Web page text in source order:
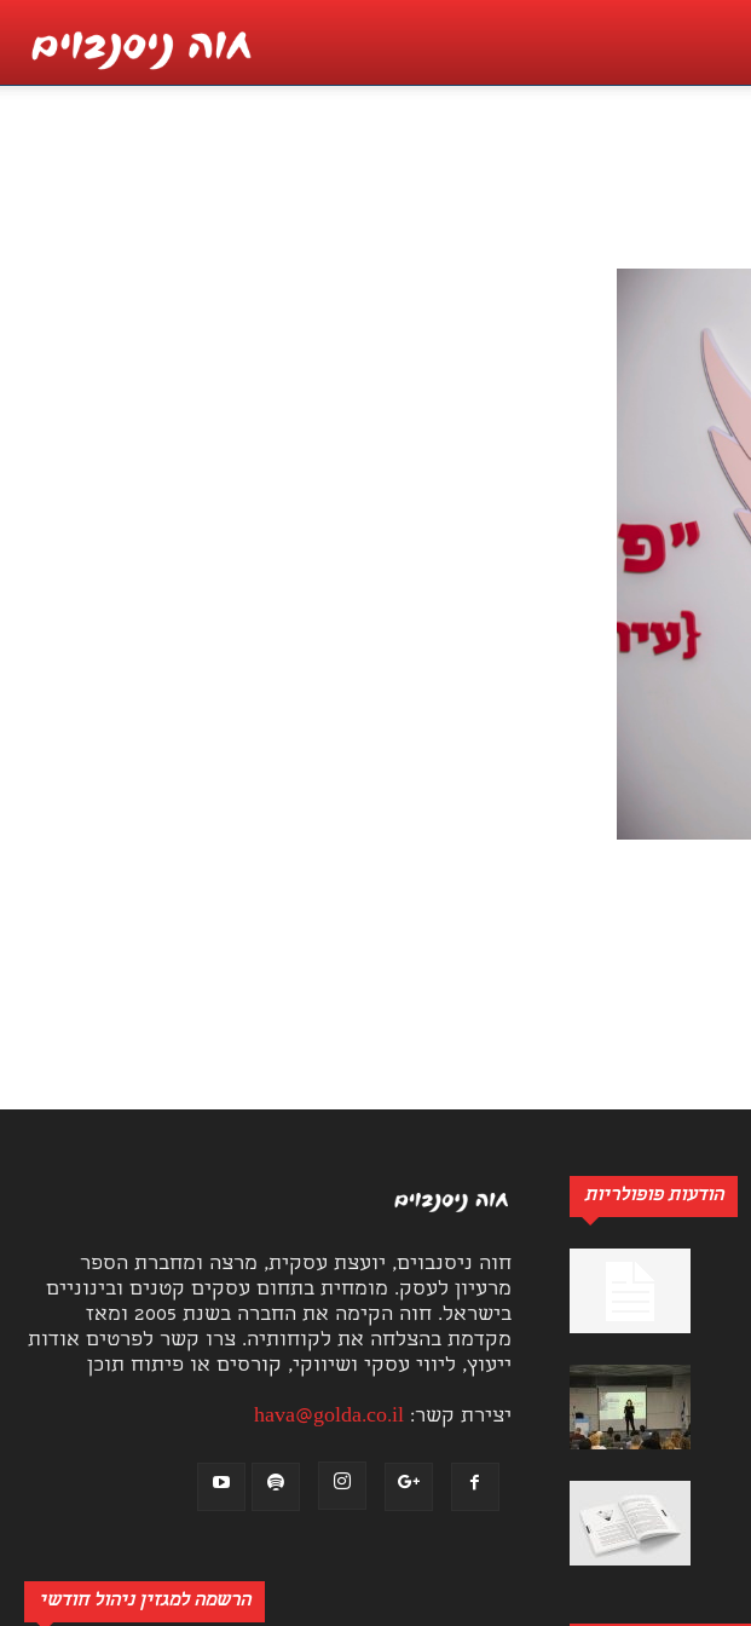
חוה ניסנבוים, יועצת עסקית, מרצה ומחברת הספר
מרעיון לעסק. מומחית בתחום עסקים קטנים ובינוניים
בישראל. חוה הקימה את החברה בשנת 2005 ומאז
מקדמת בהצלחה את לקוחותיה. צרו קשר לפרטים אודות
ייעוץ, ליווי עסקי ושיווקי, קורסים או פיתוח תוכן
יצירת קשר:hava@golda.co.il
הרשמה למגזין ניהול חודשי
הודעות פופולריות